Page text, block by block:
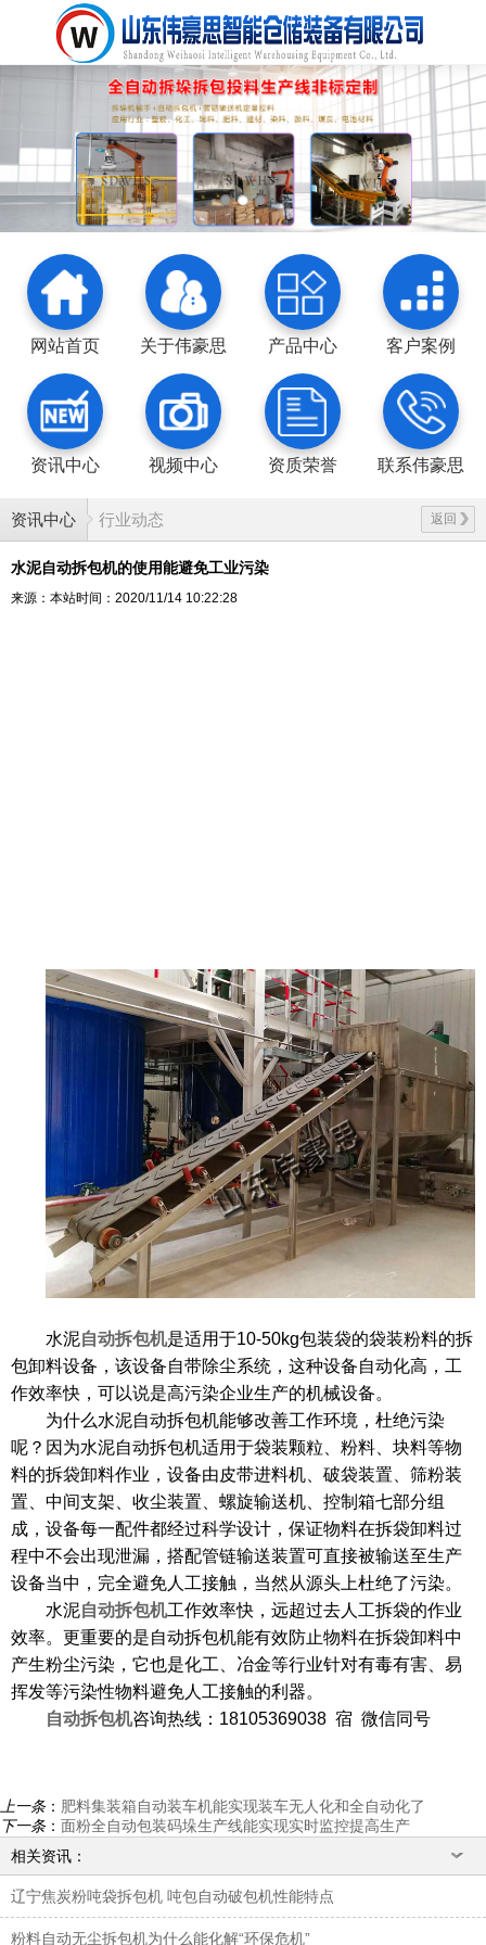
网站首页 关于伟豪思 产品中心 客户案例
资讯中心 视频中心 资质荣誉 联系伟豪思
资讯中心 返回
行业动态
水泥自动拆包机的使用能避免工业污染
来源：本站时间：2020/11/14 10:22:28
水泥自动拆包机是适用于10-50kg包装袋的袋装粉料的拆
包卸料设备，该设备自带除尘系统，这种设备自动化高，工
作效率快，可以说是高污染企业生产的机械设备。
为什么水泥自动拆包机能够改善工作环境，杜绝污染
呢？因为水泥自动拆包机适用于袋装颗粒、粉料、块料等物
料的拆袋卸料作业，设备由皮带进料机、破袋装置、筛粉装
置、中间支架、收尘装置、螺旋输送机、控制箱七部分组
成，设备每一配件都经过科学设计，保证物料在拆袋卸料过
程中不会出现泄漏，搭配管链输送装置可直接被输送至生产
设备当中，完全避免人工接触，当然从源头上杜绝了污染。
水泥自动拆包机工作效率快，远超过去人工拆袋的作业
效率。更重要的是自动拆包机能有效防止物料在拆袋卸料中
产生粉尘污染，它也是化工、冶金等行业针对有毒有害、易
挥发等污染性物料避免人工接触的利器。
自动拆包机咨询热线： 18105369038 宿 微信同号
上一条： 肥料集装箱自动装车机能实现装车无人化和全自动化了
下一条： 面粉全自动包装码垛生产线能实现实时监控提高生产
相关资讯：
辽宁焦炭粉吨袋拆包机 吨包自动破包机性能特点
粉料自动无尘拆包机为什么能化解“环保危机”